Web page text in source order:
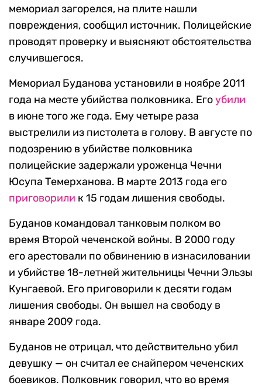
мемориал загорелся, на плите нашли
повреждения, сообщил источник. Полицейские
проводят проверку и выясняют обстоятельства
случившегося.
Мемориал Буданова установили в ноябре 2011
года на месте убийства полковника. Егоубили
в июне того же года. Ему четыре раза
выстрелили из пистолета в голову. В августе по
подозрению в убийстве полковника
полицейские задержали уроженца Чечни
Юсупа Темерханова. В марте 2013 года его
приговорили к 15 годам лишения свободы.
Буданов командовал танковым полком во
время Второй чеченской войны. В 2000 году
его арестовали по обвинению в изнасиловании
и убийстве 18-летней жительницы Чечни Эльзы
Кунгаевой. Его приговорили к десяти годам
лишения свободы. Он вышел на свободу в
январе 2009 года.
Буданов не отрицал, что действительно убил
девушку — он считал ее снайпером чеченских
боевиков. Полковник говорил, что во время